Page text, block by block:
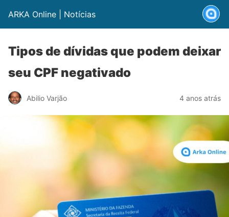
ARKA Online | Notícias
Tipos de dívidas que podem deixar
seu CPF negativado
Abilio Varjão 4 anos atrás